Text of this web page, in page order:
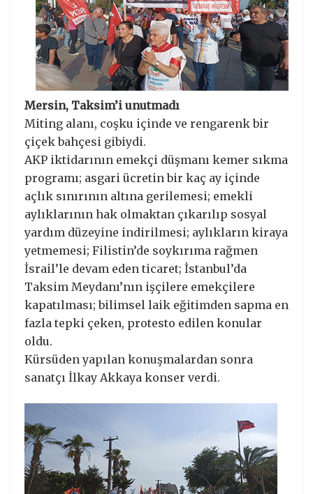
Mersin, Taksim’i unutmadı
Miting alanı, coşku içinde ve rengarenk bir
çiçek bahçesi gibiydi.
AKP iktidarının emekçi düşmanı kemer sıkma
programı; asgari ücretin bir kaç ay içinde
açlık sınırının altına gerilemesi; emekli
aylıklarının hak olmaktan çıkarılıp sosyal
yardım düzeyine indirilmesi; aylıkların kiraya
yetmemesi; Filistin’de soykırıma rağmen
İsrail’le devam eden ticaret; İstanbul’da
Taksim Meydanı’nın işçilere emekçilere
kapatılması; bilimsel laik eğitimden sapma en
fazla tepki çeken, protesto edilen konular
oldu.
Kürsüden yapılan konuşmalardan sonra
sanatçı İlkay Akkaya konser verdi.